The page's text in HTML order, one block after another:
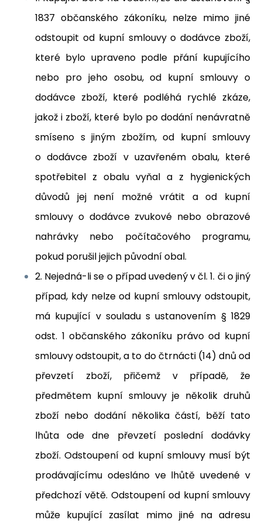
1837 občanského zákoníku, nelze mimo jiné
odstoupit od kupní smlouvy o dodávce zboží,
které bylo upraveno podle přání kupujícího
nebo pro jeho osobu, od kupní smlouvy o
dodávce zboží, které podléhá rychlé zkáze,
jakož i zboží, které bylo po dodání nenávratně
smíseno s jiným zbožím, od kupní smlouvy
o dodávce zboží v uzavřeném obalu, které
spotřebitel z obalu vyňal a z hygienických
důvodů jej není možné vrátit a od kupní
smlouvy o dodávce zvukové nebo obrazové
nahrávky nebo počítačového programu,
pokud porušil jejich původní obal.
2. Nejedná-li se o případ uvedený v čl. 1. či o jiný
případ, kdy nelze od kupní smlouvy odstoupit,
má kupující v souladu s ustanovením § 1829
odst. 1 občanského zákoníku právo od kupní
smlouvy odstoupit, a to do čtrnácti (14) dnů od
převzetí zboží, přičemž v případě, že
předmětem kupní smlouvy je několik druhů
zboží nebo dodání několika částí, běží tato
lhůta ode dne převzetí poslední dodávky
zboží. Odstoupení od kupní smlouvy musí být
prodávajícímu odesláno ve lhůtě uvedené v
předchozí větě. Odstoupení od kupní smlouvy
může kupující zasílat mimo jiné na adresu